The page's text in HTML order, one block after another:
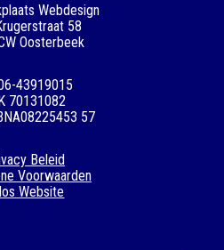
Webdesign
58
Oosterbeek
43919015
70131082
57
Beleid
Voorwaarden
Website